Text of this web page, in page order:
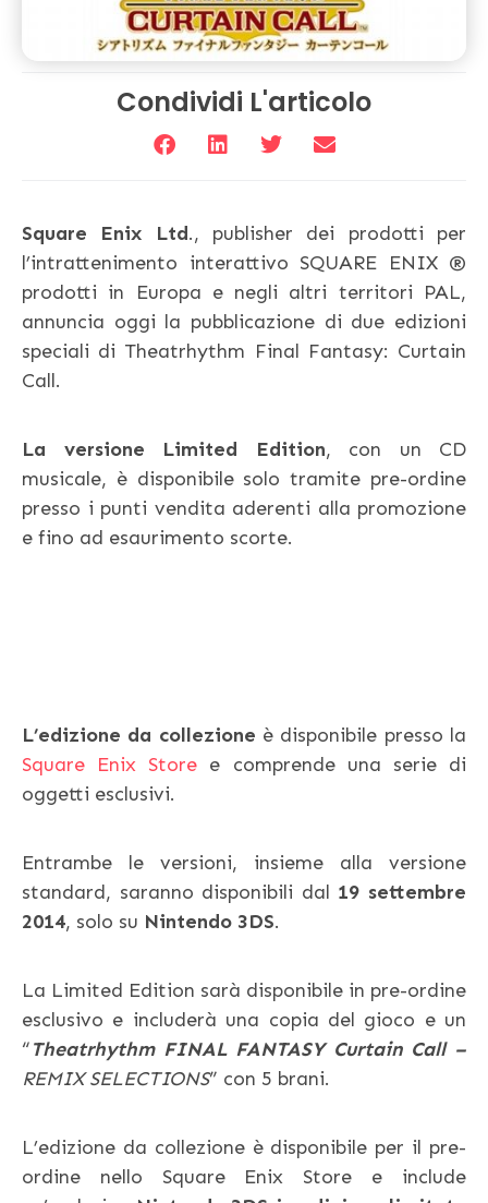
Condividi L'articolo
Square Enix Ltd., publisher dei prodotti per
l’intrattenimento interattivo SQUARE ENIX ®
prodotti in Europa e negli altri territori PAL,
annuncia oggi la pubblicazione di due edizioni
speciali di Theatrhythm Final Fantasy: Curtain
Call.
La versione Limited Edition, con un CD
musicale, è disponibile solo tramite pre-ordine
presso i punti vendita aderenti alla promozione
e fino ad esaurimento scorte.
L’edizione da collezione è disponibile presso la
Square Enix Store e comprende una serie di
oggetti esclusivi.
Entrambe le versioni, insieme alla versione
standard, saranno disponibili dal 19 settembre
2014, solo su Nintendo 3DS.
La Limited Edition sarà disponibile in pre-ordine
esclusivo e includerà una copia del gioco e un
“Theatrhythm FINAL FANTASY Curtain Call –
REMIX SELECTIONS” con 5 brani.
L’edizione da collezione è disponibile per il pre-
ordine nello Square Enix Store e include